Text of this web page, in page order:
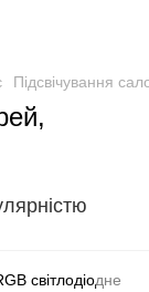
Підсвічування